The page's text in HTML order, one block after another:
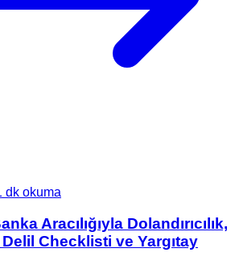
dk okuma
Aracılığıyla Dolandırıcılık,
Checklisti ve Yargıtay